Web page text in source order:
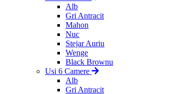
Alb
Gri Antracit
Mahon
Nuc
Stejar Auriu
Wenge
Black Brownu
Usi 6 Camere
Alb
Gri Antracit